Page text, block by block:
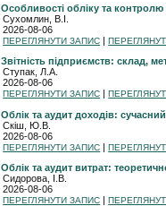
Особливості обліку та контролю
Сухомлин, В.І.
2026-08-06
ПЕРЕГЛЯНУТИ ЗАПИС |
Звітність підприємств: склад,
Ступак, Л.А.
2026-08-06
ПЕРЕГЛЯНУТИ ЗАПИС |
Облік та аудит доходів:
Скіш, Ю.В.
2026-08-06
ПЕРЕГЛЯНУТИ ЗАПИС |
Облік та аудит витрат:
Сидорова, І.В.
2026-08-06
ПЕРЕГЛЯНУТИ ЗАПИС |